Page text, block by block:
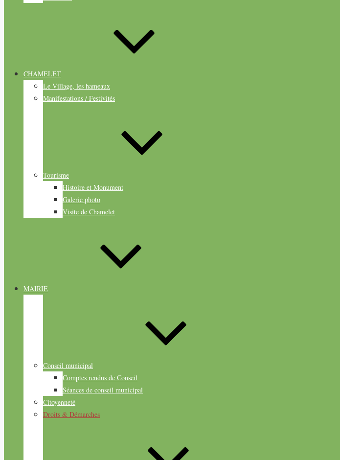
CHAMELET
Le Village, les hameaux
Manifestations / Festivités
Tourisme
Histoire et Monument
Galerie photo
Visite de Chamelet
MAIRIE
Conseil municipal
Comptes rendus de Conseil
Séances de conseil municipal
Citoyenneté
Droits & Démarches